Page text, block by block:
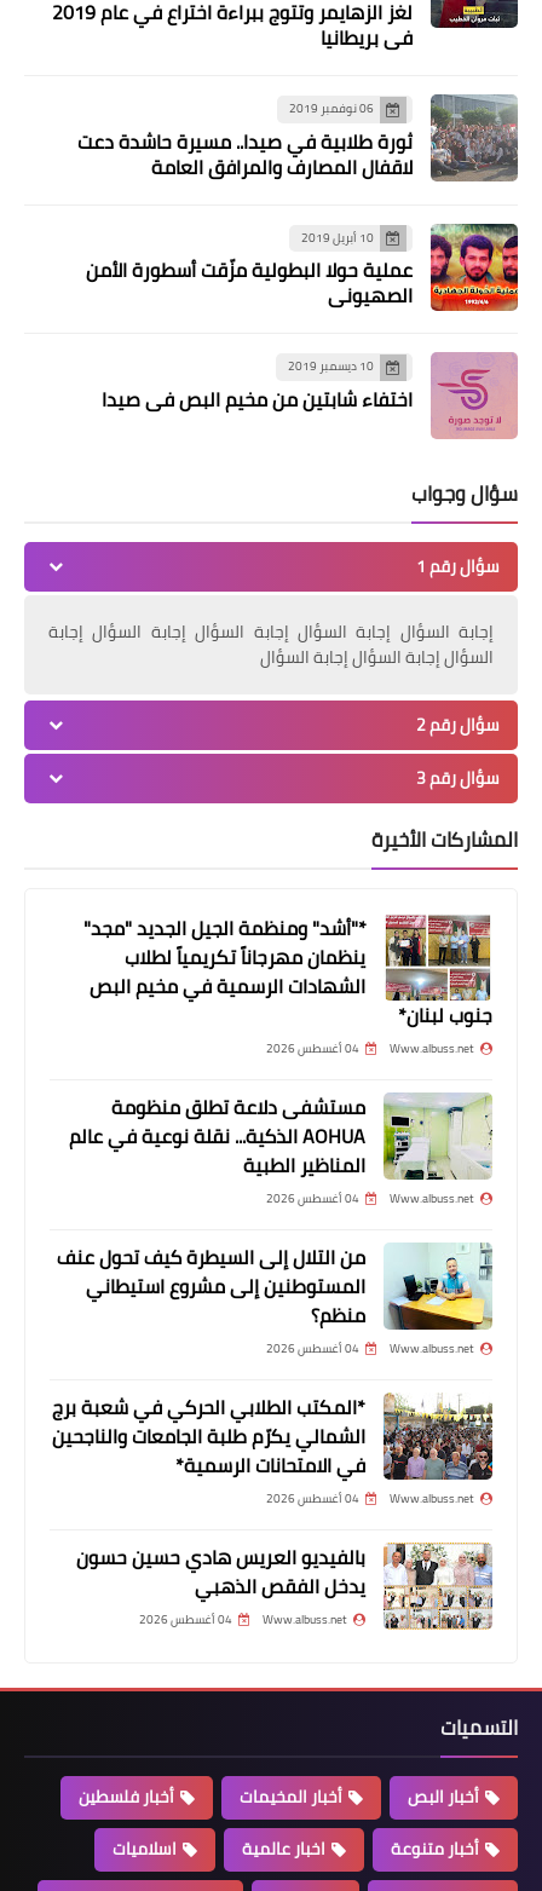
هادئة
مقالات
سياسة العزل إعدامٌ للنفس وإزهاقٌ للروح
(4) بقلم د. مصطفى يوسف اللداوي
أخبار متنوعة
العناد عند الأطفال
أخبار البص
عيد ميلاد الطفلين ابراهيم ومحمد
محمود حلاوي
أخبار المخيمات
الفرقان تصرف مبالغ استشفاء طلبات
شهر 8/2015 للنازحين السوريين
لغز الزهايمر وتتوج ببراءة اختراع في عام 2019
في بريطانيا
06 نوفمبر 2019
ثورة طلابية في صيدا.. مسيرة حاشدة دعت
لاقفال المصارف والمرافق العامة
10 أبريل 2019
عملية حولا البطولية مزّقت أسطورة الأمن
الصهيوني
10 ديسمبر 2019
اختفاء شابتين من مخيم البص في صيدا
سؤال وجواب
سؤال رقم 1
إجابة السؤال إجابة السؤال إجابة السؤال إجابة السؤال إجابة
السؤال إجابة السؤال إجابة السؤال
سؤال رقم 2
سؤال رقم 3
المشاركات الأخيرة
*"أشد" ومنظمة الجيل الجديد "مجد"
ينظمان مهرجاناً تكريمياً لطلاب
الشهادات الرسمية في مخيم البص
جنوب لبنان*
Www.albuss.net 04 أغسطس 2026
مستشفى دلاعة تطلق منظومة
AOHUA الذكية... نقلة نوعية في عالم
المناظير الطبية
Www.albuss.net 04 أغسطس 2026
من التلال إلى السيطرة كيف تحول عنف
المستوطنين إلى مشروع استيطاني
منظم؟
Www.albuss.net 04 أغسطس 2026
*المكتب الطلابي الحركي في شعبة برج
الشمالي يكرّم طلبة الجامعات والناجحين
في الامتحانات الرسمية*
Www.albuss.net 04 أغسطس 2026
بالفيديو العريس هادي حسين حسون
يدخل الفقص الذهبي
Www.albuss.net 04 أغسطس 2026
التسميات
أخبار البص أخبار المخيمات
أخبار فلسطين
أخبار متنوعة
اخبار عالمية
اسلاميات